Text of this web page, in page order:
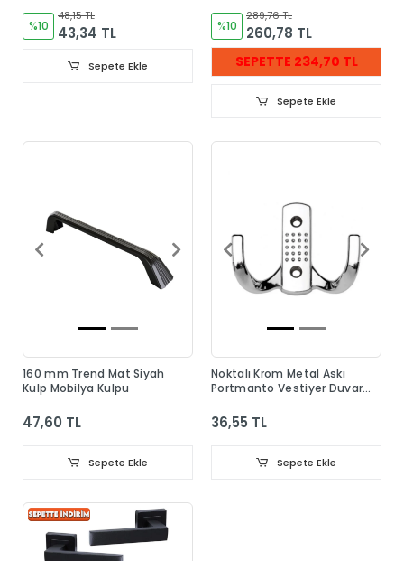
%10
48,15 TL
43,34 TL
Sepete Ekle
%10
289,76 TL
260,78 TL
SEPETTE 234,70 TL
Sepete Ekle
160 mm Trend Mat Siyah
Kulp Mobilya Kulpu
47,60 TL
Sepete Ekle
Noktalı Krom Metal Askı
Portmanto Vestiyer Duvar
36,55 TL
Sepete Ekle